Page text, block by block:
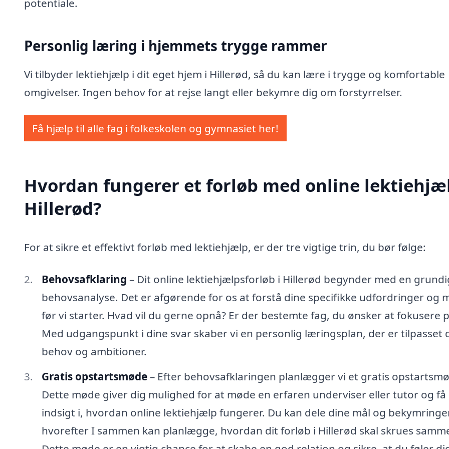
potentiale.
Personlig læring i hjemmets trygge rammer
Vi tilbyder lektiehjælp i dit eget hjem i Hillerød, så du kan lære i trygge og komfortable
omgivelser. Ingen behov for at rejse langt eller bekymre dig om forstyrrelser.
Få hjælp til alle fag i folkeskolen og gymnasiet her!
Hvordan fungerer et forløb med online
Hillerød?
For at sikre et effektivt forløb med lektiehjælp, er der tre vigtige trin, du bør følge:
Behovsafklaring – Dit online lektiehjælpsforløb i Hillerød begynder med en
behovsanalyse. Det er afgørende for os at forstå dine specifikke udfordringer og
før vi starter. Hvad vil du gerne opnå? Er der bestemte fag, du ønsker at fokusere
Med udgangspunkt i dine svar skaber vi en personlig læringsplan, der er tilpasset
behov og ambitioner.
Gratis opstartsmøde– Efter behovsafklaringen planlægger vi et gratis
Dette møde giver dig mulighed for at møde en erfaren underviser eller tutor og få
indsigt i, hvordan online lektiehjælp fungerer. Du kan dele dine mål og
hvorefter I sammen kan planlægge, hvordan dit forløb i Hillerød skal skrues